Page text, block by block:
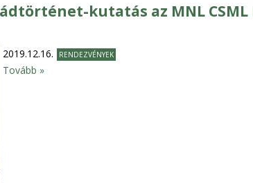
kutatás az MNL
2019.12.16. RENDEZVÉNYEK
Tovább »